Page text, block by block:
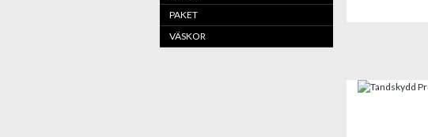
PAKET
VÄSKOR